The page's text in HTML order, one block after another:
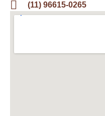
(11) 96615-0265